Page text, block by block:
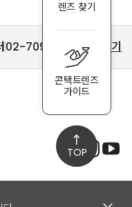
02-709-6677 바로가기
렌즈 찾기
콘택트렌즈
가이드
TOP